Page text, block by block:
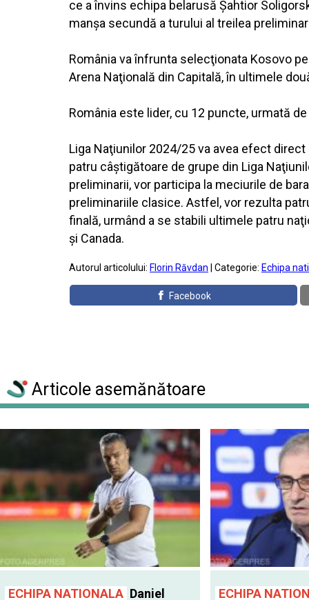
ce a învins echipa belarusă Şahtior
manşa secundă a turului al treilea
România va înfrunta selecţionata Kosovo
Arena Naţională din Capitală, în ultimele
România este lider, cu 12 puncte, urmată
Liga Naţiunilor 2024/25 va avea efect
patru câştigătoare de grupe din Liga
preliminarii, vor participa la meciurile de
preliminariile clasice. Astfel, vor rezulta
finală, urmând a se stabili ultimele patru
şi Canada.
Autorul articolului: Florin Răvdan | Categorie: Echipa
Facebook
Articole asemănătoare
ECHIPA NATIONALA Daniel ECHIPA